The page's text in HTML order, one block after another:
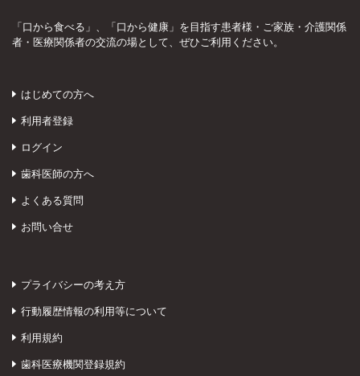
「口から食べる」、「口から健康」を目指す患者様・ご家族・介護関係
者・医療関係者の交流の場として、ぜひご利用ください。
はじめての方へ
利用者登録
ログイン
歯科医師の方へ
よくある質問
お問い合せ
プライバシーの考え方
行動履歴情報の利用等について
利用規約
歯科医療機関登録規約